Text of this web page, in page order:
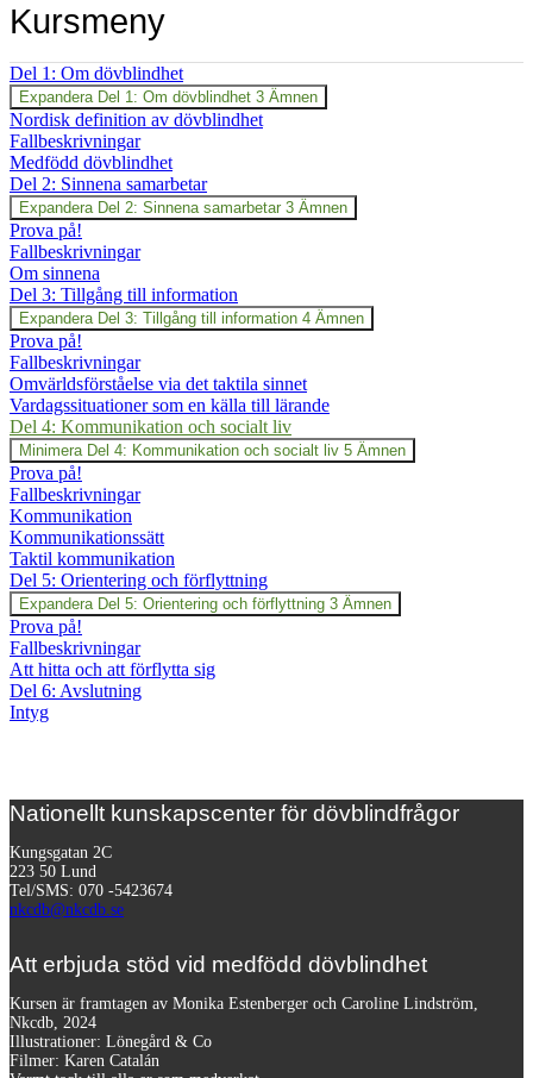
Kursmeny
Del 1: Om dövblindhet
Expandera Del 1: Om dövblindhet 3 Ämnen
Nordisk definition av dövblindhet
Fallbeskrivningar
Medfödd dövblindhet
Del 2: Sinnena samarbetar
Expandera Del 2: Sinnena samarbetar 3 Ämnen
Prova på!
Fallbeskrivningar
Om sinnena
Del 3: Tillgång till information
Expandera Del 3: Tillgång till information 4 Ämnen
Prova på!
Fallbeskrivningar
Omvärldsförståelse via det taktila sinnet
Vardagssituationer som en källa till lärande
Del 4: Kommunikation och socialt liv
Minimera Del 4: Kommunikation och socialt liv 5 Ämnen
Prova på!
Fallbeskrivningar
Kommunikation
Kommunikationssätt
Taktil kommunikation
Del 5: Orientering och förflyttning
Expandera Del 5: Orientering och förflyttning 3 Ämnen
Prova på!
Fallbeskrivningar
Att hitta och att förflytta sig
Del 6: Avslutning
Intyg
Nationellt kunskapscenter för dövblindfrågor
Kungsgatan 2C
223 50 Lund
Tel/SMS: 070 -5423674
nkcdb@nkcdb.se
Att erbjuda stöd vid medfödd dövblindhet
Kursen är framtagen av Monika Estenberger och Caroline Lindström,
Nkcdb, 2024
Illustrationer: Lönegård & Co
Filmer: Karen Catalán